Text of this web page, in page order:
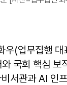
우(업무집행 대
국회 핵심 보
서관과 AI 인